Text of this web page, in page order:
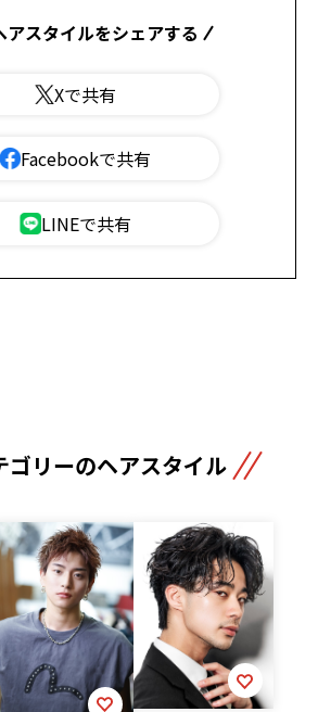
アスタイルをシェアする
Xで共有
Facebookで共有
LINEで共有
ゴリーのヘアスタイル